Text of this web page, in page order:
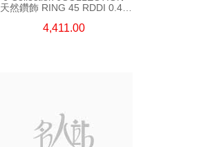
天然鑽飾 RING 45 RDDI 0.48
4,411.00